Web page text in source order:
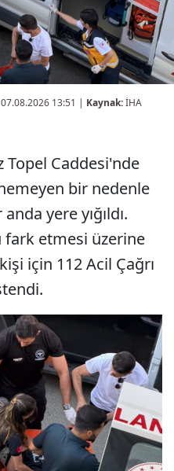
07.08.2026 13:51 | Kaynak:İHA
Topel Caddesi'nde
bir nedenle
yere yığıldı.
etmesi üzerine
için 112 Acil Çağrı